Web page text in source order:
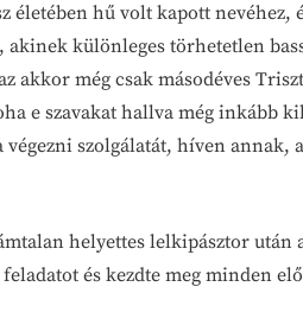
életében hű volt kapott
akinek különleges törhetetlen
akkor még csak másodéves
e szavakat hallva még inkább
szolgálatát, híven annak,
helyettes lelkipásztor
és kezdte meg minden